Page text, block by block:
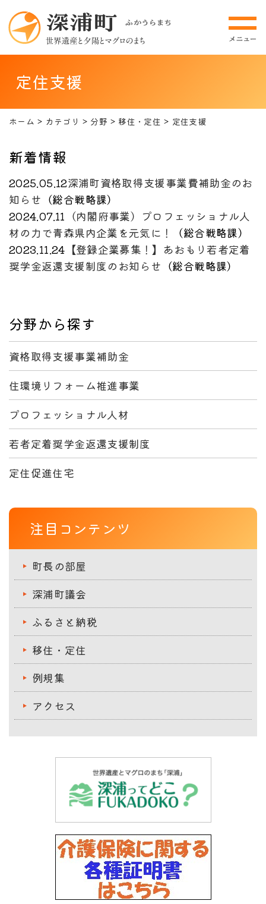
定住支援
ホーム カテゴリ 分野 移住・定住 定住支援
新着情報
2025.05.12深浦町資格取得支援事業費補助金のお
知らせ （総合戦略課）
2024.07.11 （内閣府事業）プロフェッショナル人
材の力で青森県内企業を元気に！
（総合戦略課）
2023.11.24 【登録企業募集！】あおもり若者定着
奨学金返還支援制度のお知らせ （総合戦略課）
分野から探す
資格取得支援事業補助金
住環境リフォーム推進事業
プロフェッショナル人材
若者定着奨学金返還支援制度
定住促進住宅
注目コンテンツ
町長の部屋
深浦町議会
ふるさと納税
移住・定住
例規集
アクセス